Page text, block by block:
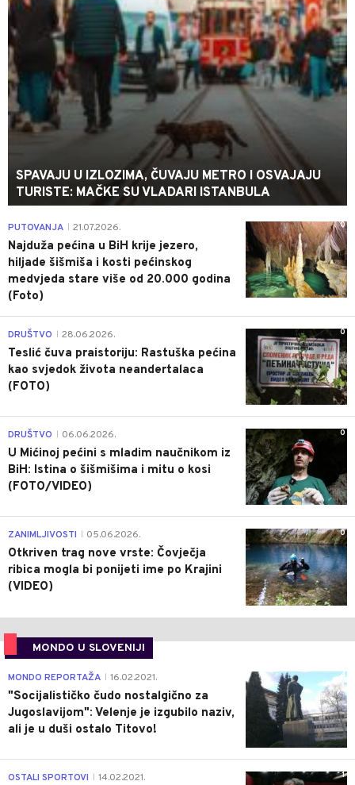
SPAVAJU U IZLOZIMA, ČUVAJU METRO I OSVAJAJU
TURISTE: MAČKE SU VLADARI ISTANBULA
0
PUTOVANJA 21.07.2026.
Najduža pećina u BiH krije jezero,
hiljade šišmiša i kosti pećinskog
medvjeda stare više od 20.000 godina
(Foto)
0
DRUŠTVO 28.06.2026.
Teslić čuva praistoriju: Rastuška pećina
kao svjedok života neandertalaca
(FOTO)
0
DRUŠTVO 06.06.2026.
U Mićinoj pećini s mladim naučnikom iz
BiH: Istina o šišmišima i mitu o kosi
(FOTO/VIDEO)
0
ZANIMLJIVOSTI 05.06.2026.
Otkriven trag nove vrste: Čovječja
ribica mogla bi ponijeti ime po Krajini
(VIDEO)
MONDO U SLOVENIJI
4
MONDO REPORTAŽA 16.02.2021.
"Socijalističko čudo nostalgično za
Jugoslavijom": Velenje je izgubilo naziv,
ali je u duši ostalo Titovo!
1
OSTALI SPORTOVI 14.02.2021.